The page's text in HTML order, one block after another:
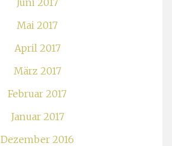
Juni 2017
Mai 2017
April 2017
März 2017
Februar 2017
Januar 2017
Dezember 2016